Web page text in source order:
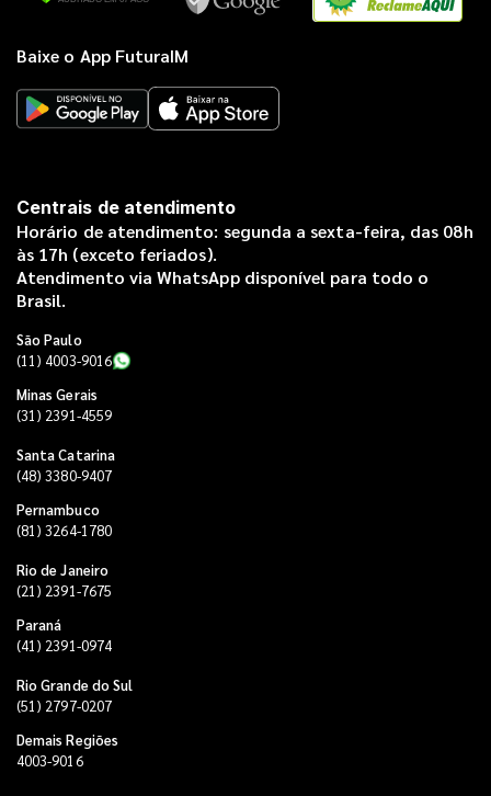
Baixe o App FuturaIM
Centrais de atendimento
Horário de atendimento: segunda a sexta-feira, das 08h
às 17h (exceto feriados).
Atendimento via WhatsApp disponível para todo o
Brasil.
São Paulo
(11) 4003-9016
Minas Gerais
(31) 2391-4559
Santa Catarina
(48) 3380-9407
Pernambuco
(81) 3264-1780
Rio de Janeiro
(21) 2391-7675
Paraná
(41) 2391-0974
Rio Grande do Sul
(51) 2797-0207
Demais Regiões
4003-9016